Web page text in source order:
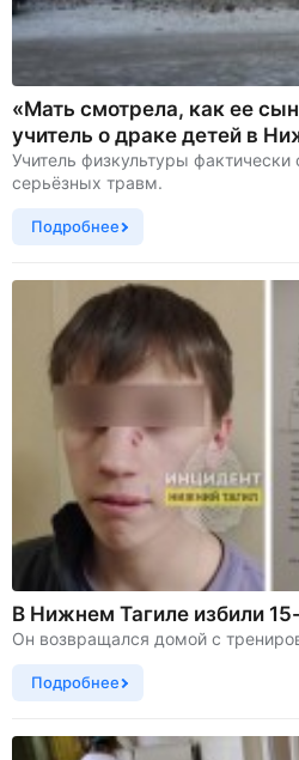
«Мать смотрела, как ее
учитель о драке детей в
Учитель физкультуры фактически
серьёзных травм.
Подробнее
В Нижнем Тагиле избили
Он возвращался домой с
Подробнее